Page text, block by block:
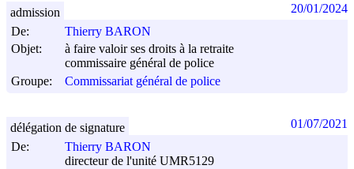
De:
Thierry BARON
Objet:
à faire valoir ses droits à la retraite
commissaire général de police
Groupe:
Commissariat général de police
admission 20/01/2024
De:
Thierry BARON
directeur de l'unité UMR5129
délégation de signature 01/07/2021